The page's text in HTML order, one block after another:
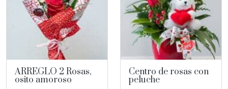
ARREGLO 2 Rosas,
osito amoroso
Centro de rosas con
peluche